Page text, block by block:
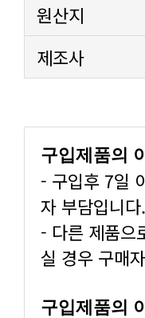
원산지
제조사
구입제품의
- 구입후 7일
자 부담입니다.
- 다른 제품으
실 경우 구매
구입제품의